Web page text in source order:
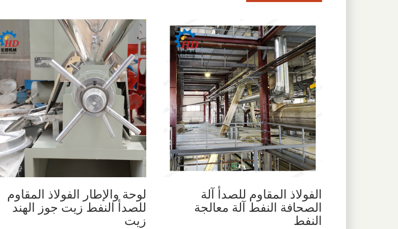
الفولاذ المقاوم للصدأ آلة
الصحافة النفط آلة معالجة
النفط
لوحة والإطار الفولاذ المقاوم
للصدأ النفط زيت جوز الهند
زيت